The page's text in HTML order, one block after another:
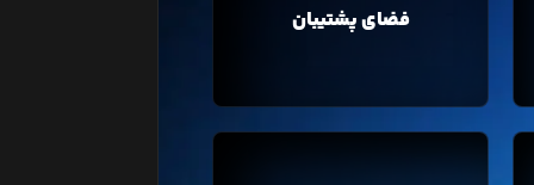
فضای پشتیبان
فضای پشتیبان کافی برای نگه‌داری از